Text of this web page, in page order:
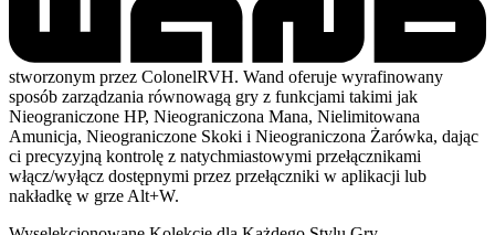
stworzonym przez ColonelRVH. Wand oferuje wyrafinowany
sposób zarządzania równowagą gry z funkcjami takimi jak
Nieograniczone HP, Nieograniczona Mana, Nielimitowana
Amunicja, Nieograniczone Skoki i Nieograniczona Żarówka, dając
ci precyzyjną kontrolę z natychmiastowymi przełącznikami
włącz/wyłącz dostępnymi przez przełączniki w aplikacji lub
nakładkę w grze Alt+W.